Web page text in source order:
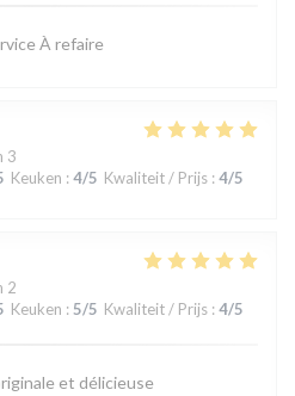
À refaire
3
Keuken : 4/5 Kwaliteit / Prijs : 4/5
2
Keuken : 5/5 Kwaliteit / Prijs : 4/5
et délicieuse